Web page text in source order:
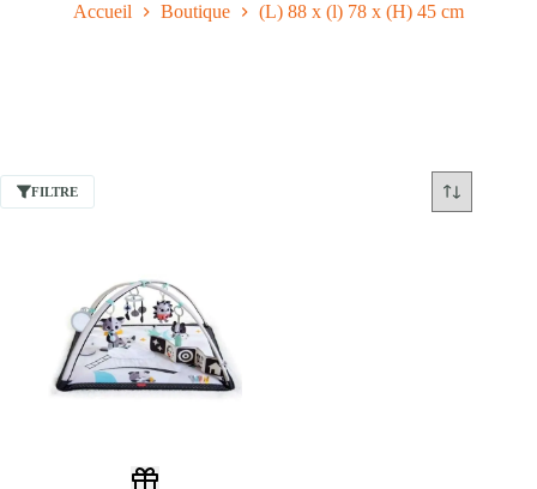
Accueil Boutique (L) 88 x (l) 78 x (H) 45 cm
FILTRE